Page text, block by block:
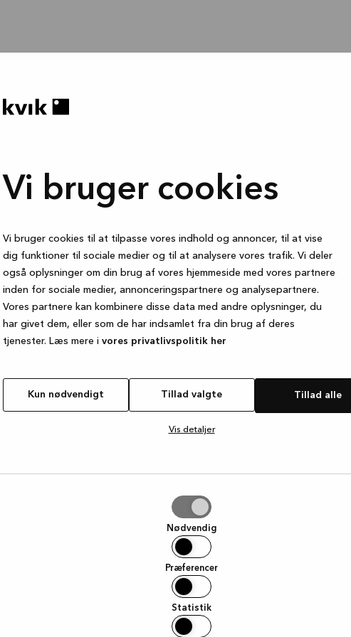
Vi bruger cookies
Vi bruger cookies til at tilpasse vores indhold og annoncer, til at vise
dig funktioner til sociale medier og til at analysere vores trafik. Vi deler
også oplysninger om din brug af vores hjemmeside med vores partnere
inden for sociale medier, annonceringspartnere og analysepartnere.
Vores partnere kan kombinere disse data med andre oplysninger, du
har givet dem, eller som de har indsamlet fra din brug af deres
tjenester. Læs mere i vores privatlivspolitik her
Kun nødvendigt Tillad valgte Tillad alle
Vis detaljer
Nødvendig
Præferencer
Statistik
exception has occurred (see the